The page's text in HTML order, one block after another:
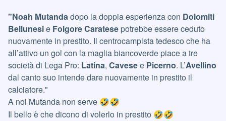
"Noah Mutandadopo la doppia esperienza con Dolomiti
Bellunesie Folgore Caratese potrebbe essere ceduto
nuovamente in prestito. Il centrocampista tedesco che ha
all’attivo un gol con la maglia biancoverde piace a tre
società di Lega Pro: Latina, Cavesee Picerno. L’Avellino
dal canto suo intende dare nuovamente in prestito il
calciatore."
A noi Mutanda non serve 🤣🤣
Il bello è che dicono di volerlo in prestito 🤣🤣